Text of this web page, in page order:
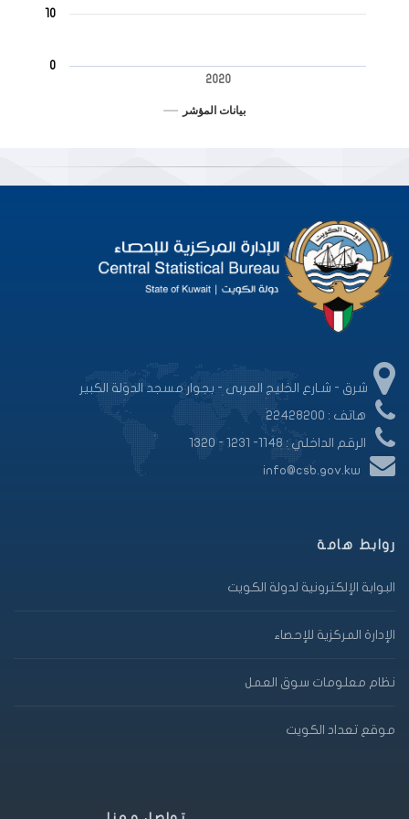
بيانات المؤشر
2020
0
10
شرق - شـارع الخليج العربى - بجوار مسجد الدولة الكبير
هاتف : 22428200
الرقم الداخلي : 1148- 1231 - 1320
info@csb.gov.kw
روابط هامة
البوابة الإلكترونية لدولة الكويت
الإدارة المركزية للإحصاء
نظام معلومات سوق العمل
موقع تعداد الكويت